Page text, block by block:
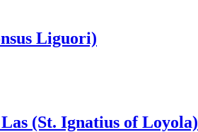
Liguori)
(St. Ignatius of Loyola)